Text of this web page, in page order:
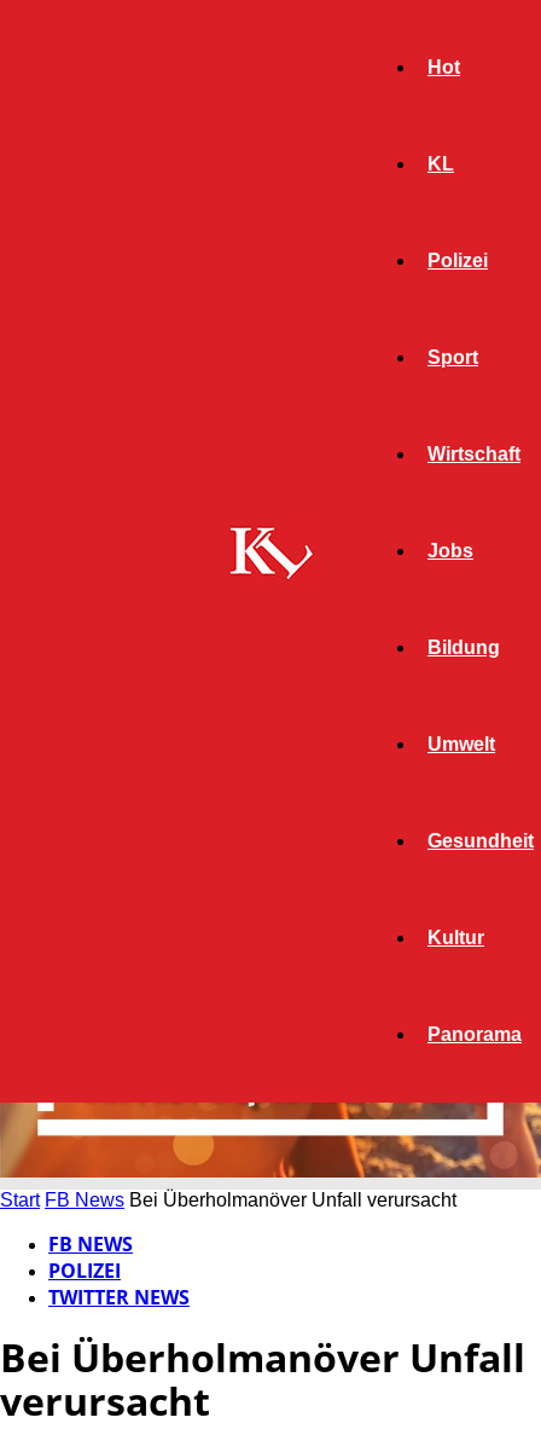
Hot
KL
Polizei
Sport
Wirtschaft
Jobs
Bildung
Umwelt
Gesundheit
Kultur
Panorama
Start FB News Bei Überholmanöver Unfall verursacht
FB NEWS
POLIZEI
TWITTER NEWS
Bei Überholmanöver Unfall
verursacht